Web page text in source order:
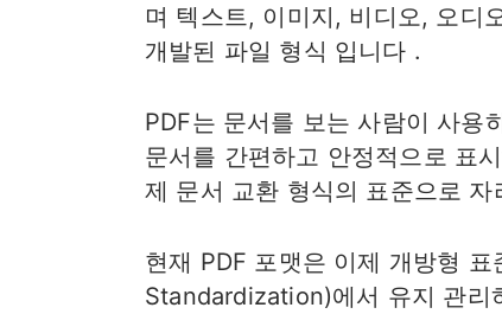
며 텍스트, 이미지, 비디오, 오디
개발된 파일 형식 입니다 .
PDF는 문서를 보는 사람이 사용
문서를 간편하고 안정적으로 표
제 문서 교환 형식의 표준으로 자
현재 PDF 포맷은 이제 개방형
Standardization)에서 유지 관리